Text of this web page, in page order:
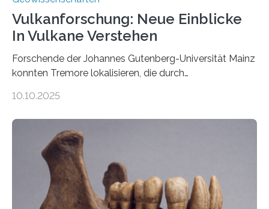
Vulkanforschung: Neue Einblicke
In Vulkane Verstehen
Forschende der Johannes Gutenberg-Universität Mainz
konnten Tremore lokalisieren, die durch
Vulkan? Was passiert in der Erde darunter? Wo
erzeugt durch Magma oder Gase, die sich durch
Schlote einen Weg nach oben bahnen? Jun.-Prof. Dr.
Miriam Christina Reiss, Vulkanseismologin an der
Johannes Gutenberg-Universität Mainz (JGU), und ihr
Team haben am Vulkan Oldoinyo Lengai in Tansania
solche Tremore lokalisiert. „Wir konnten die Tremore
10.10.2025